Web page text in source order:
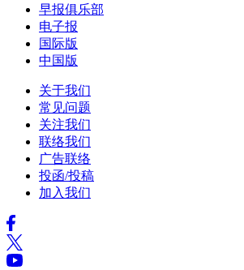
早报俱乐部
电子报
国际版
中国版
关于我们
常见问题
关注我们
联络我们
广告联络
投函/投稿
加入我们